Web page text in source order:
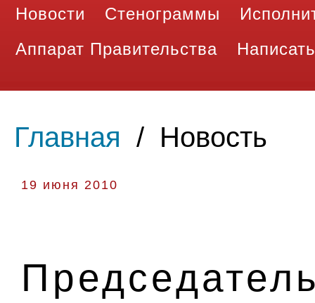
Новости Стенограммы
Аппарат Правительства
Главная / Новость
19 июня 2010